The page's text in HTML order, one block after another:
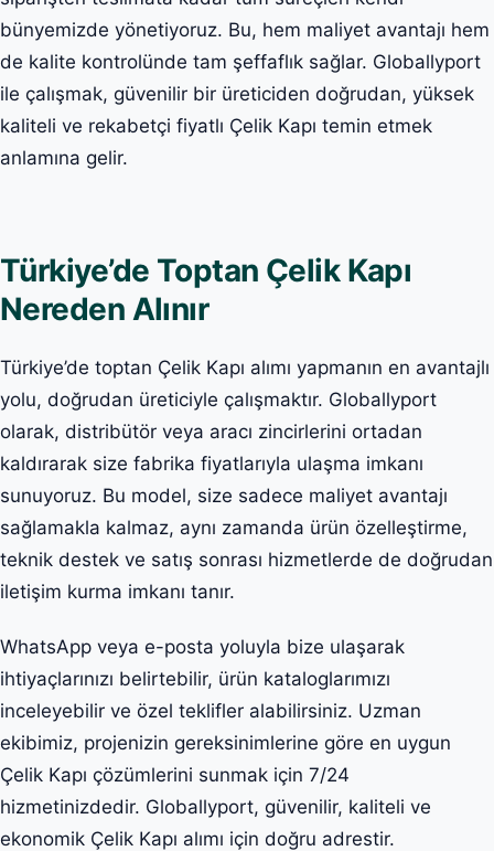
bünyemizde yönetiyoruz. Bu, hem maliyet avantajı hem
de kalite kontrolünde tam şeffaflık sağlar. Globallyport
ile çalışmak, güvenilir bir üreticiden doğrudan, yüksek
kaliteli ve rekabetçi fiyatlı Çelik Kapı temin etmek
anlamına gelir.
Türkiye’de Toptan Çelik Kapı
Nereden Alınır
Türkiye’de toptan Çelik Kapı alımı yapmanın en avantajlı
yolu, doğrudan üreticiyle çalışmaktır. Globallyport
olarak, distribütör veya aracı zincirlerini ortadan
kaldırarak size fabrika fiyatlarıyla ulaşma imkanı
sunuyoruz. Bu model, size sadece maliyet avantajı
sağlamakla kalmaz, aynı zamanda ürün özelleştirme,
teknik destek ve satış sonrası hizmetlerde de doğrudan
iletişim kurma imkanı tanır.
WhatsApp veya e-posta yoluyla bize ulaşarak
ihtiyaçlarınızı belirtebilir, ürün kataloglarımızı
inceleyebilir ve özel teklifler alabilirsiniz. Uzman
ekibimiz, projenizin gereksinimlerine göre en uygun
Çelik Kapı çözümlerini sunmak için 7/24
hizmetinizdedir. Globallyport, güvenilir, kaliteli ve
ekonomik Çelik Kapı alımı için doğru adrestir.